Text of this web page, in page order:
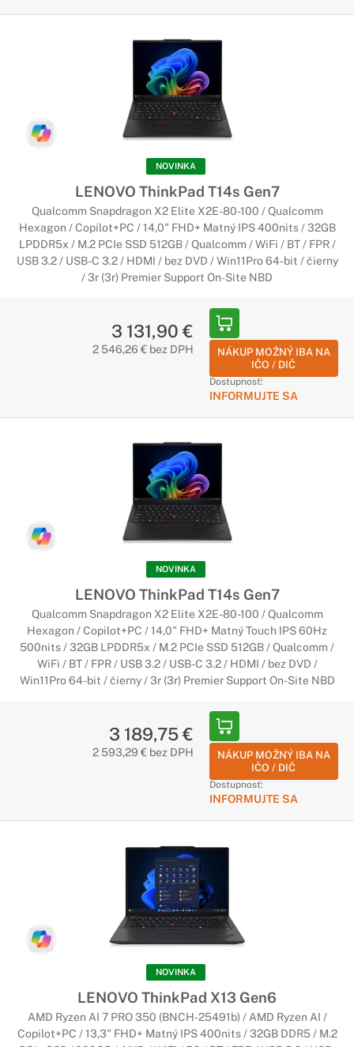
NOVINKA
LENOVO ThinkPad T14s Gen7
Qualcomm Snapdragon X2 Elite X2E-80-100 / Qualcomm
Hexagon / Copilot+PC / 14,0" FHD+ Matný IPS 400nits / 32GB
LPDDR5x / M.2 PCIe SSD 512GB / Qualcomm / WiFi / BT / FPR /
USB 3.2 / USB-C 3.2 / HDMI / bez DVD / Win11Pro 64-bit / čierny
/ 3r (3r) Premier Support On-Site NBD
3 131,90 €
2 546,26 € bez DPH
NÁKUP MOŽNÝ IBA NA
IČO / DIČ
Dostupnosť:
INFORMUJTE SA
NOVINKA
LENOVO ThinkPad T14s Gen7
Qualcomm Snapdragon X2 Elite X2E-80-100 / Qualcomm
Hexagon / Copilot+PC / 14,0" FHD+ Matný Touch IPS 60Hz
500nits / 32GB LPDDR5x / M.2 PCIe SSD 512GB / Qualcomm /
WiFi / BT / FPR / USB 3.2 / USB-C 3.2 / HDMI / bez DVD /
Win11Pro 64-bit / čierny / 3r (3r) Premier Support On-Site NBD
3 189,75 €
2 593,29 € bez DPH
NÁKUP MOŽNÝ IBA NA
IČO / DIČ
Dostupnosť:
INFORMUJTE SA
NOVINKA
LENOVO ThinkPad X13 Gen6
AMD Ryzen AI 7 PRO 350 (BNCH-25491b) / AMD Ryzen AI /
Copilot+PC / 13,3" FHD+ Matný IPS 400nits / 32GB DDR5 / M.2